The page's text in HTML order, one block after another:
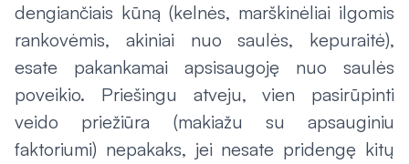
dengiančiais kūną (kelnės, marškinėliai ilgomis
rankovėmis, akiniai nuo saulės, kepuraitė),
esate pakankamai apsisaugoję nuo saulės
poveikio. Priešingu atveju, vien pasirūpinti
veido priežiūra (makiažu su apsauginiu
faktoriumi) nepakaks, jei nesate pridengę kitų